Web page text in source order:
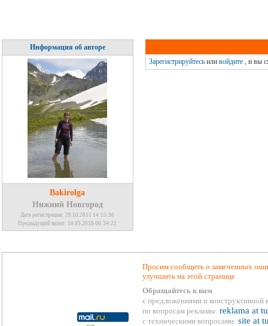
Информация об авторе
Bakirolga
Нижний Новгород
Дата регистрации: 29.10.2011 14:15:36
Предыдущий визит: 18.03.2018 00:34:22
Зарегистрируйтесьили войдите, и вы
Просим сообщить о замеченных
улучшить на этой странице
Обращайтесь к нам
с предложениями и конструктивной
по вопросам рекламы: reklama at
с техническими вопросами: site at